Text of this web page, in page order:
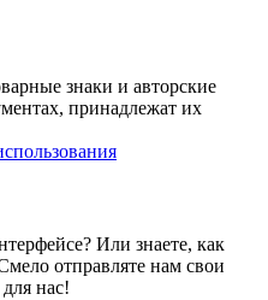
знаки и авторские
принадлежат их
Или знаете, как
отправляте нам свои
нас!